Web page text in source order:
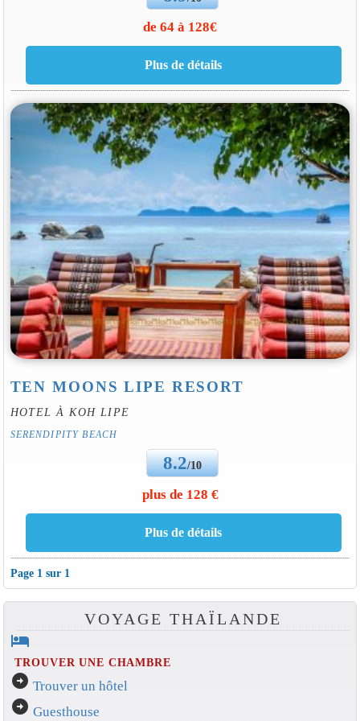
de 64 à 128€
TEN MOONS LIPE RESORT
HOTEL À KOH LIPE
SERENDIPITY BEACH
8.2/10
plus de 128 €
Page 1 sur 1
VOYAGE THAÏLANDE
hotel
TROUVER UNE CHAMBRE
arrow_circle_right Trouver un hôtel
arrow_circle_right Guesthouse